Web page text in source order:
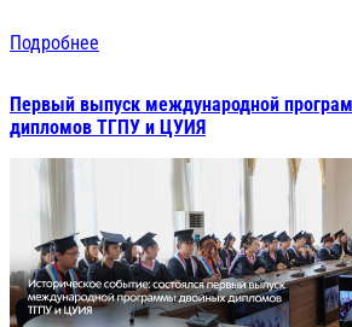
Подробнее
Первый выпуск международной
дипломов ТГПУ и ЦУИЯ